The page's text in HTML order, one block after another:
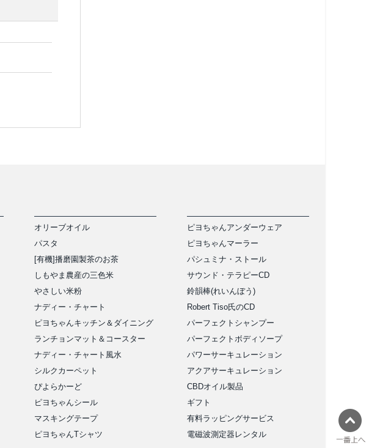
オリーブオイル
パスタ
[有機]播磨園製茶のお茶
しもやま農産の三色米
やさしい米粉
ナディー・チャート
ピヨちゃんキッチン＆ダイニング
アイテム
ランチョンマット＆コースター
ナディー・チャート風水
シルクカーペット
ぴよらかーど
ピヨちゃんシール
マスキングテープ
ピヨちゃんTシャツ
ピヨちゃんアンダーウェア
ピヨちゃんマーラー
パシュミナ・ストール
サウンド・テラピーCD
鈴韻棒(れいんぼう)
Robert Tiso氏のCD
パーフェクトシャンプー
パーフェクトボディソープ
パワーサーキュレーション
アクアサーキュレーション
CBDオイル製品
ギフト
有料ラッピングサービス
電磁波測定器レンタル